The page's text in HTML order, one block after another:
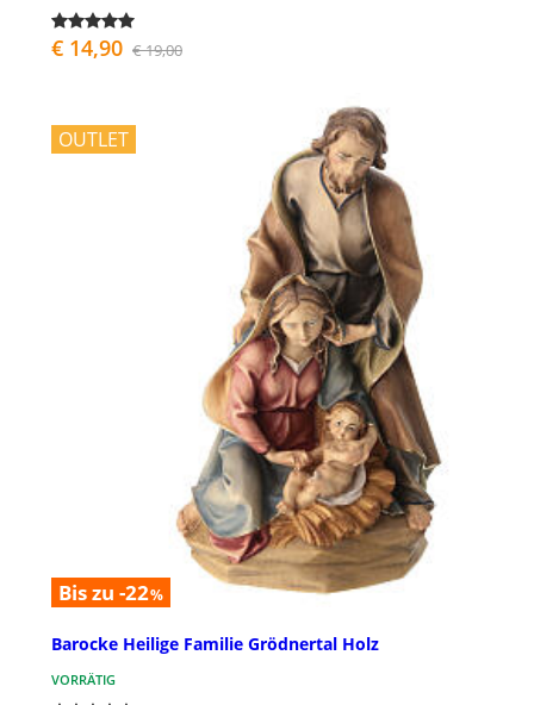
€ 14,90 € 19,00
OUTLET
Bis zu -22%
Barocke Heilige Familie Grödnertal Holz
VORRÄTIG